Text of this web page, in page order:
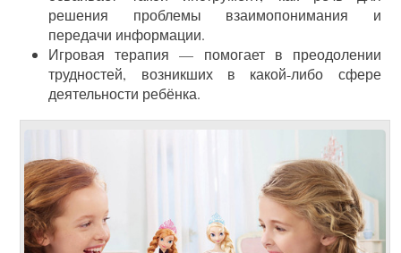
решения проблемы взаимопонимания и
передачи информации.
Игровая терапия — помогает в преодолении
трудностей, возникших в какой-либо сфере
деятельности ребёнка.